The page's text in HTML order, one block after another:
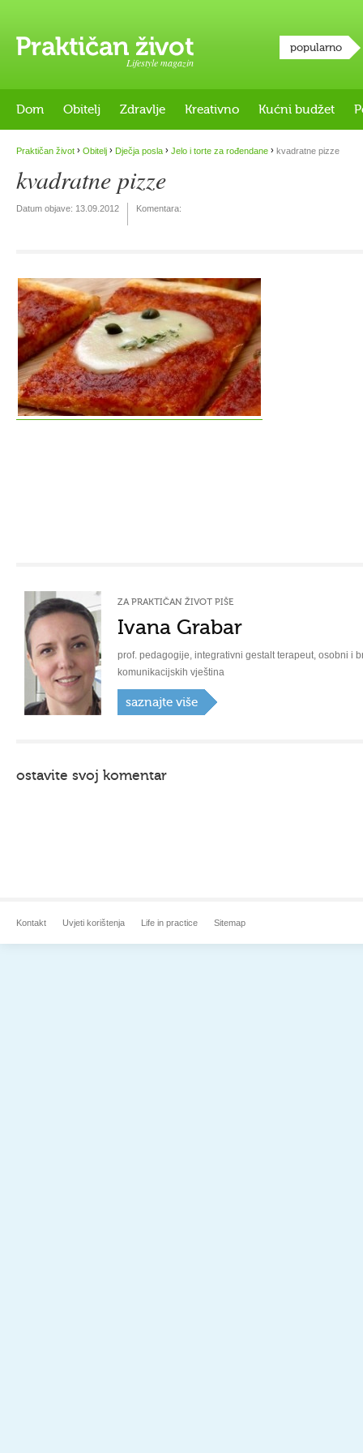
Lifestyle magazin
popularno
Dom Obitelj Zdravlje Kreativno Kućni budžet
Praktičan život › Obitelj › Dječja posla › Jelo i torte za rođendane › kvadratne pizze
kvadratne pizze
Datum objave: 13.09.2012 Komentara:
ZA PRAKTIČAN ŽIVOT PIŠE
Ivana Grabar
prof. pedagogije, integrativni gestalt terapeut, osobni i
komunikacijskih vještina
saznajte više
ostavite svoj komentar
Kontakt Uvjeti korištenja Life in practice Sitemap